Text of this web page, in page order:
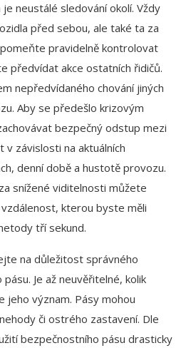
neustálé sledování okolí. Vždy
před sebou, ale také ta za
pravidelně kontrolovat
předvídat akce ostatních řidičů.
nepředvídaného chování jiných
Aby se předešlo krizovým
bezpečný odstup mezi
v závislosti na aktuálních
denní době a hustotě provozu.
snížené viditelnosti můžete
kterou byste měli
tří sekund.
na důležitost správného
Je až neuvěřitelné, kolik
jeho význam. Pásy mohou
či ostrého zastavení. Dle
bezpečnostního pásu drasticky